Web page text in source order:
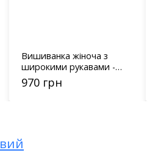
Вишиванка жіноча з
широкими рукавами -
5670
970 грн